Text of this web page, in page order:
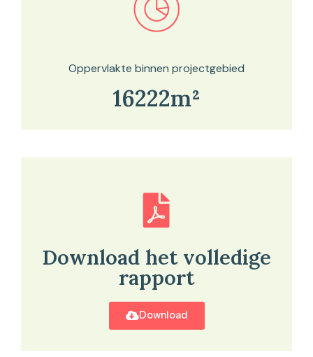
Bekijk in onze kaartviewer
Oppervlakte binnen projectgebied
16222m²
Download het volledige
rapport
Download